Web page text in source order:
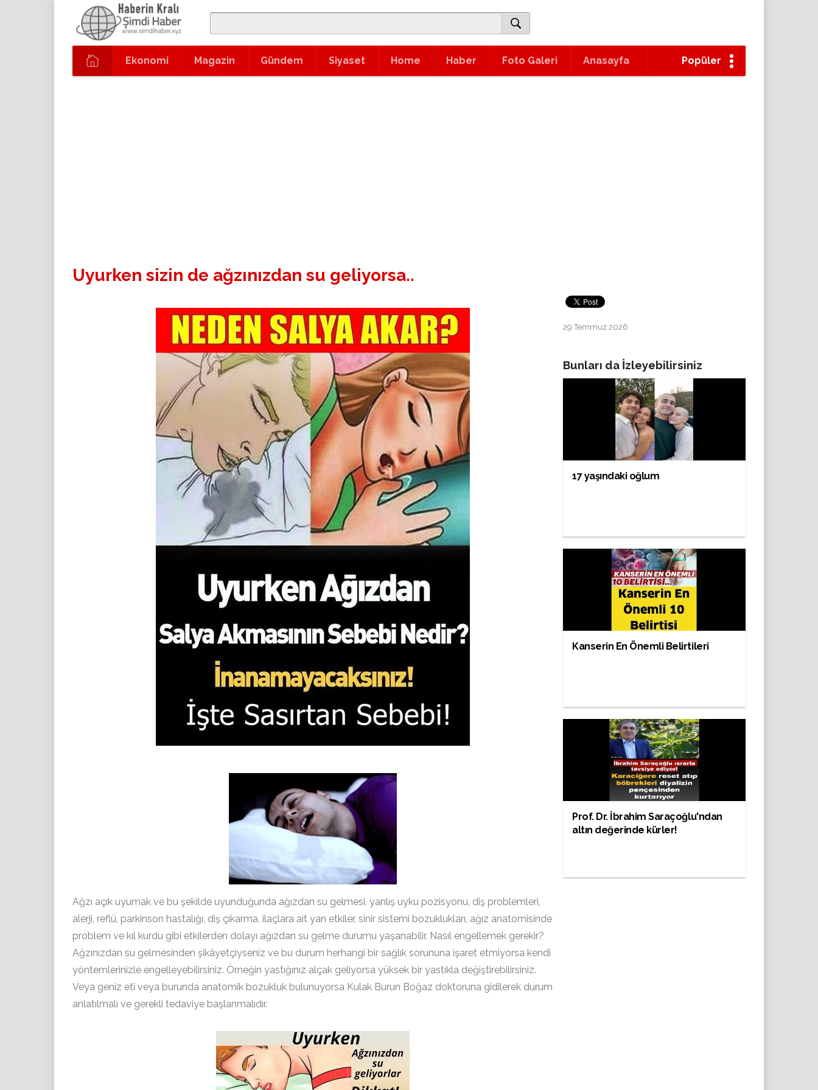
Ekonomi Magazin Gündem Siyaset Home Haber Foto Galeri Anasayfa Popüler
Uyurken sizin de ağzınızdan su geliyorsa..
Ağzı açık uyumak ve bu şekilde uyunduğunda ağızdan su gelmesi, yanlış uyku pozisyonu, diş problemleri,
alerji, reflü, parkinson hastalığı, diş çıkarma, ilaçlara ait yan etkiler, sinir sistemi bozuklukları, ağız anatomisinde
problem ve kıl kurdu gibi etkilerden dolayı ağızdan su gelme durumu yaşanabilir. Nasıl engellemek gerekir?
Ağzınızdan su gelmesinden şikâyetçiyseniz ve bu durum herhangi bir sağlık sorununa işaret etmiyorsa kendi
yöntemlerinizle engelleyebilirsiniz. Örneğin yastığınız alçak geliyorsa yüksek bir yastıkla değiştirebilirsiniz.
Veya geniz eti veya burunda anatomik bozukluk bulunuyorsa Kulak Burun Boğaz doktoruna gidilerek durum
anlatılmalı ve gerekli tedaviye başlanmalıdır.
29 Temmuz 2026
Bunları da İzleyebilirsiniz
17 yaşındaki oğlum
Kanserin En Önemli Belirtileri
Prof. Dr. İbrahim Saraçoğlu'ndan
altın değerinde kürler!